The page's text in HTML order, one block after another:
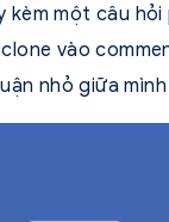
một câu
vào
nhỏ giữa